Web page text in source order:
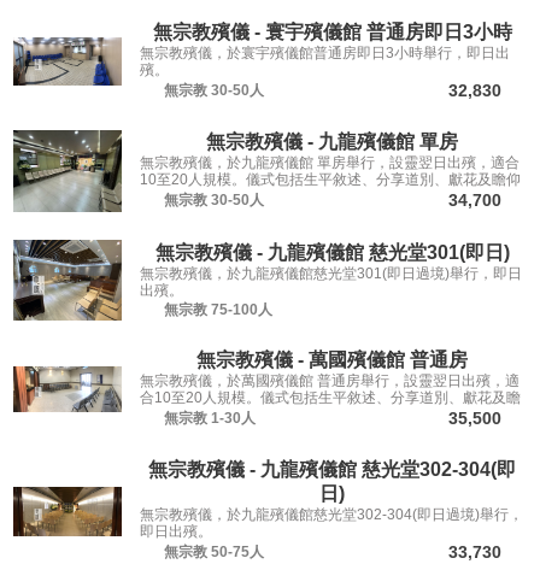
無宗教殯儀 - 寰宇殯儀館 普通房即日3小時
無宗教殯儀，於寰宇殯儀館普通房即日3小時舉行，即日出
殯。
無宗教 30-50人 32,830
無宗教殯儀 - 九龍殯儀館 單房
無宗教殯儀，於九龍殯儀館 單房舉行，設靈翌日出殯，適合
10至20人規模。儀式包括生平敘述、分享道別、獻花及瞻仰
遺容，讓親友從容道別。
無宗教 30-50人 34,700
無宗教殯儀 - 九龍殯儀館 慈光堂301(即日)
無宗教殯儀，於九龍殯儀館慈光堂301(即日過境)舉行，即日
出殯。
無宗教 75-100人
無宗教殯儀 - 萬國殯儀館 普通房
無宗教殯儀，於萬國殯儀館 普通房舉行，設靈翌日出殯，適
合10至20人規模。儀式包括生平敘述、分享道別、獻花及瞻
仰遺容，讓親友從容道別。
無宗教 1-30人 35,500
無宗教殯儀 - 九龍殯儀館 慈光堂302-304(即
日)
無宗教殯儀，於九龍殯儀館慈光堂302-304(即日過境)舉行，
即日出殯。
無宗教 50-75人 33,730